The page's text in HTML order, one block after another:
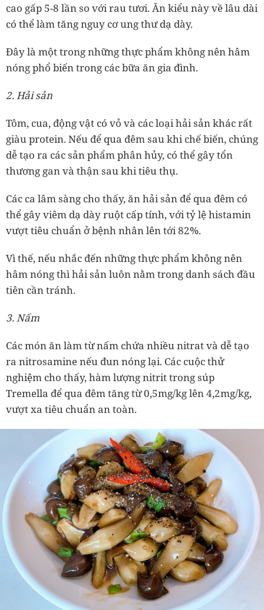
cao gấp 5-8 lần so với rau tươi. Ăn kiểu này về lâu dài
có thể làm tăng nguy cơ ung thư dạ dày.
Đây là một trong những thực phẩm không nên hâm
nóng phổ biến trong các bữa ăn gia đình.
2. Hải sản
Tôm, cua, động vật có vỏ và các loại hải sản khác rất
giàu protein. Nếu để qua đêm sau khi chế biến, chúng
dễ tạo ra các sản phẩm phân hủy, có thể gây tổn
thương gan và thận sau khi tiêu thụ.
Các ca lâm sàng cho thấy, ăn hải sản để qua đêm có
thể gây viêm dạ dày ruột cấp tính, với tỷ lệ histamin
vượt tiêu chuẩn ở bệnh nhân lên tới 82%.
Vì thế, nếu nhắc đến những thực phẩm không nên
hâm nóng thì hải sản luôn nằm trong danh sách đầu
tiên cần tránh.
3. Nấm
Các món ăn làm từ nấm chứa nhiều nitrat và dễ tạo
ra nitrosamine nếu đun nóng lại. Các cuộc thử
nghiệm cho thấy, hàm lượng nitrit trong súp
Tremella để qua đêm tăng từ 0,5mg/kg lên 4,2mg/kg,
vượt xa tiêu chuẩn an toàn.